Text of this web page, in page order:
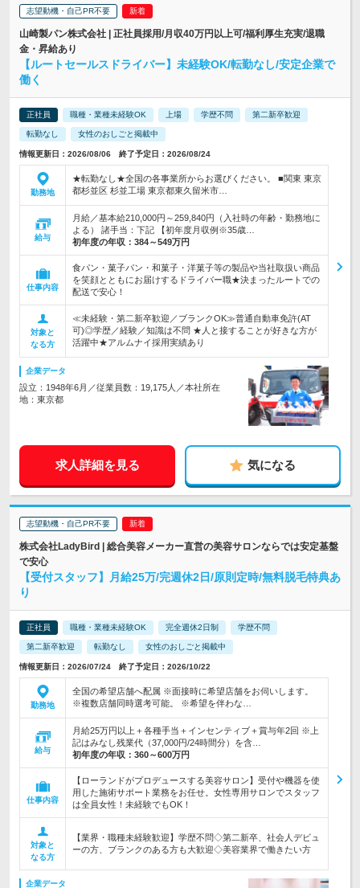
志望動機・自己PR不要
山崎製パン株式会社 | 正社員採用/月収40万円以上可/福利厚生充実/退職
金・昇給あり
【ルートセールスドライバー】未経験OK/転勤なし/安定企業で
働く
正社員 職種・業種未経験OK 上場 学歴不問 第二新卒歓迎
転勤なし 女性のおしごと掲載中
情報更新日：2026/08/06 終了予定日：2026/08/24
勤務地
★転勤なし★全国の各事業所からお選びください。 ■関東 東京
都杉並区 杉並工場 東京都東久留米市…
給与
月給／基本給210,000円～259,840円（入社時の年齢・勤務地に
よる） 諸手当：下記 【初年度月収例※35歳…
初年度の年収： 384～549万円
仕事内容
食パン・菓子パン・和菓子・洋菓子等の製品や当社取扱い商品
を笑顔とともにお届けするドライバー職★決まったルートでの
配送で安心！
対象と
なる方
≪未経験・第二新卒歓迎／ブランクOK≫普通自動車免許(AT
可)◎学歴／経験／知識は不問 ★人と接することが好きな方が
活躍中★アルムナイ採用実績あり
企業データ
設立：1948年6月／従業員数：19,175人／本社所在
地：東京都
求人詳細を見る 気になる
志望動機・自己PR不要
株式会社LadyBird | 総合美容メーカー直営の美容サロンならでは安定基盤
で安心
【受付スタッフ】月給25万/完週休2日/原則定時/無料脱毛特典あ
り
正社員 職種・業種未経験OK 完全週休2日制 学歴不問
第二新卒歓迎 転勤なし 女性のおしごと掲載中
情報更新日：2026/07/24 終了予定日：2026/10/22
勤務地
全国の希望店舗へ配属 ※面接時に希望店舗をお伺いします。
※複数店舗同時選考可能。 ※希望を伴わな…
給与
月給25万円以上＋各種手当＋インセンティブ＋賞与年2回 ※上
記はみなし残業代（37,000円/24時間分）を含…
初年度の年収： 360～600万円
仕事内容
【ローランドがプロデュースする美容サロン】受付や機器を使
用した施術サポート業務をお任せ。女性専用サロンでスタッフ
は全員女性！未経験でもOK！
対象と
なる方
【業界・職種未経験歓迎】学歴不問◇第二新卒、社会人デビュ
ーの方、ブランクのある方も大歓迎◇美容業界で働きたい方
企業データ